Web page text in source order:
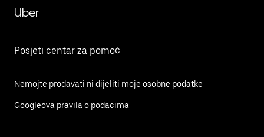
Uber
Posjeti centar za pomoć
Nemojte prodavati ni dijeliti moje osobne podatke
Googleova pravila o podacima